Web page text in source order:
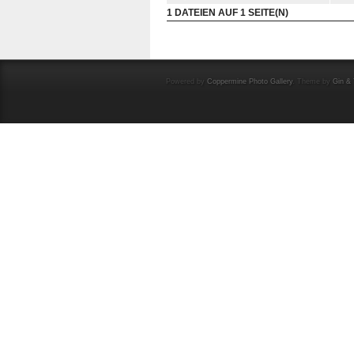
1 DATEIEN AUF 1 SEITE(N)
Powered by Coppermine Photo Gallery. Theme by Gin &